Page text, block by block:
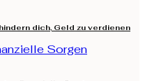
dich, Geld zu verdienen